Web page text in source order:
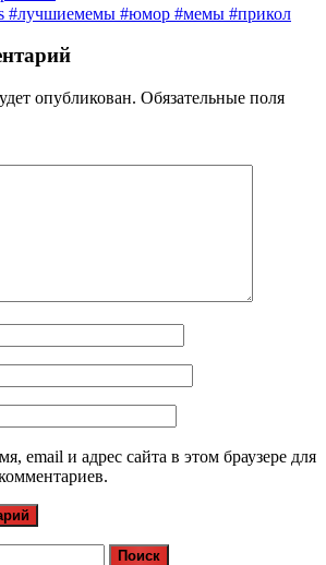
#лучшиемемы #юмор #мемы #прикол
опубликован. Обязательные поля
email и адрес сайта в этом браузере для